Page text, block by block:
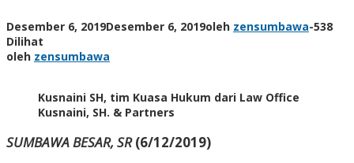
Desember 6, 2019Desember 6, 2019oleh zensumbawa-538
Dilihat
oleh zensumbawa
Kusnaini SH, tim Kuasa Hukum dari Law Office
Kusnaini, SH. & Partners
SUMBAWA BESAR, SR (6/12/2019)